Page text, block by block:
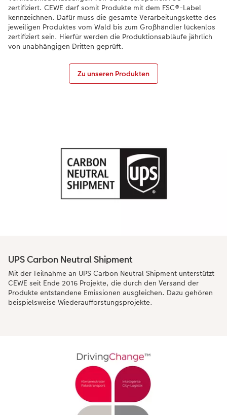
Anleitungen & Hilfe
Inspiration
Neuheiten
im Wunschformat
Neuheiten
Extras
Neuheiten
CEWE myPhotos
Neuheiten
zertifiziert. CEWE darf somit Produkte mit dem FSC®-Label
kennzeichnen. Dafür muss die gesamte Verarbeitungskette des
jeweiligen Produktes vom Wald bis zum Großhändler lückenlos
zertifiziert sein. Hierfür werden die Produktionsabläufe jährlich
von unabhängigen Dritten geprüft.
Zu unseren Produkten
UPS Carbon Neutral Shipment
Mit der Teilnahme an UPS Carbon Neutral Shipment unterstützt
CEWE seit Ende 2016 Projekte, die durch den Versand der
Produkte entstandene Emissionen ausgleichen. Dazu gehören
beispielsweise Wiederaufforstungsprojekte.